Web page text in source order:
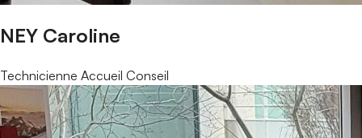
NEY Caroline
Technicienne Accueil Conseil